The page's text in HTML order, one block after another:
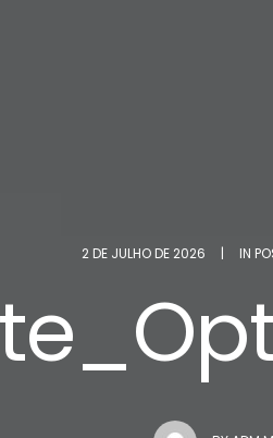
2 DE JULHO DE 2026 | IN